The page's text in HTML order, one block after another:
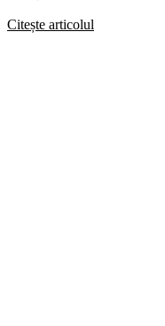
Citește articolul